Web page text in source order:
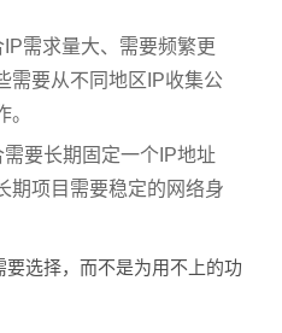
IP需求量大、需要频繁更
需要从不同地区IP收集公
需要长期固定一个IP地址
期项目需要稳定的网络身
选择，而不是为用不上的功